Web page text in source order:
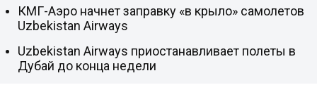
КМГ-Аэро начнет заправку «в крыло» самолетов
Uzbekistan Airways
Uzbekistan Airways приостанавливает полеты в
Дубай до конца недели